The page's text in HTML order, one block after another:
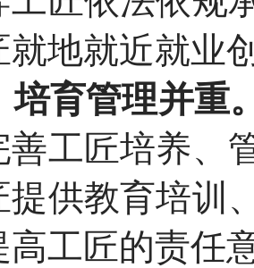
就地就近就业
培育管理并重
善工匠培养、
提供教育培训
高工匠的责任